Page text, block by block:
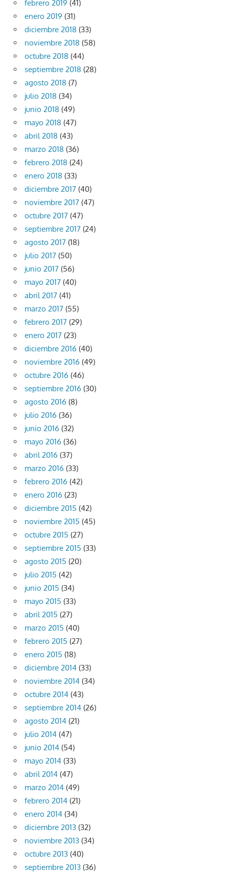
febrero 2019 (41)
enero 2019 (31)
diciembre 2018 (33)
noviembre 2018 (58)
octubre 2018 (44)
septiembre 2018 (28)
agosto 2018 (7)
julio 2018 (34)
junio 2018 (49)
mayo 2018 (47)
abril 2018 (43)
marzo 2018 (36)
febrero 2018 (24)
enero 2018 (33)
diciembre 2017 (40)
noviembre 2017 (47)
octubre 2017 (47)
septiembre 2017 (24)
agosto 2017 (18)
julio 2017 (50)
junio 2017 (56)
mayo 2017 (40)
abril 2017 (41)
marzo 2017 (55)
febrero 2017 (29)
enero 2017 (23)
diciembre 2016 (40)
noviembre 2016 (49)
octubre 2016 (46)
septiembre 2016 (30)
agosto 2016 (8)
julio 2016 (36)
junio 2016 (32)
mayo 2016 (36)
abril 2016 (37)
marzo 2016 (33)
febrero 2016 (42)
enero 2016 (23)
diciembre 2015 (42)
noviembre 2015 (45)
octubre 2015 (27)
septiembre 2015 (33)
agosto 2015 (20)
julio 2015 (42)
junio 2015 (34)
mayo 2015 (33)
abril 2015 (27)
marzo 2015 (40)
febrero 2015 (27)
enero 2015 (18)
diciembre 2014 (33)
noviembre 2014 (34)
octubre 2014 (43)
septiembre 2014 (26)
agosto 2014 (21)
julio 2014 (47)
junio 2014 (54)
mayo 2014 (33)
abril 2014 (47)
marzo 2014 (49)
febrero 2014 (21)
enero 2014 (34)
diciembre 2013 (32)
noviembre 2013 (34)
octubre 2013 (40)
septiembre 2013 (36)